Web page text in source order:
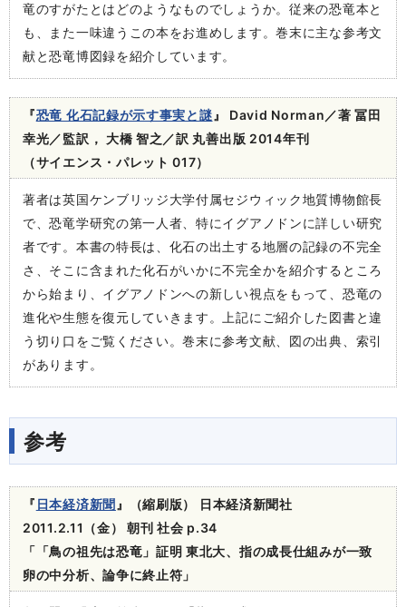
竜のすがたとはどのようなものでしょうか。従来の恐竜本と
も、また一味違うこの本をお進めします。巻末に主な参考文
献と恐竜博図録を紹介しています。
『恐竜 化石記録が示す事実と謎 』 David Norman／著 冨田
幸光／監訳， 大橋 智之／訳 丸善出版 2014年刊
（サイエンス・パレット 017）
著者は英国ケンブリッジ大学付属セジウィック地質博物館長
で、恐竜学研究の第一人者、特にイグアノドンに詳しい研究
者です。本書の特長は、化石の出土する地層の記録の不完全
さ、そこに含まれた化石がいかに不完全かを紹介するところ
から始まり、イグアノドンへの新しい視点をもって、恐竜の
進化や生態を復元していきます。上記にご紹介した図書と違
う切り口をご覧ください。巻末に参考文献、図の出典、索引
があります。
参考
『 日本経済新聞 』（縮刷版） 日本経済新聞社
2011.2.11（金） 朝刊 社会 p.34
「「鳥の祖先は恐竜」証明 東北大、指の成長仕組みが一致
卵の中分析、論争に終止符」